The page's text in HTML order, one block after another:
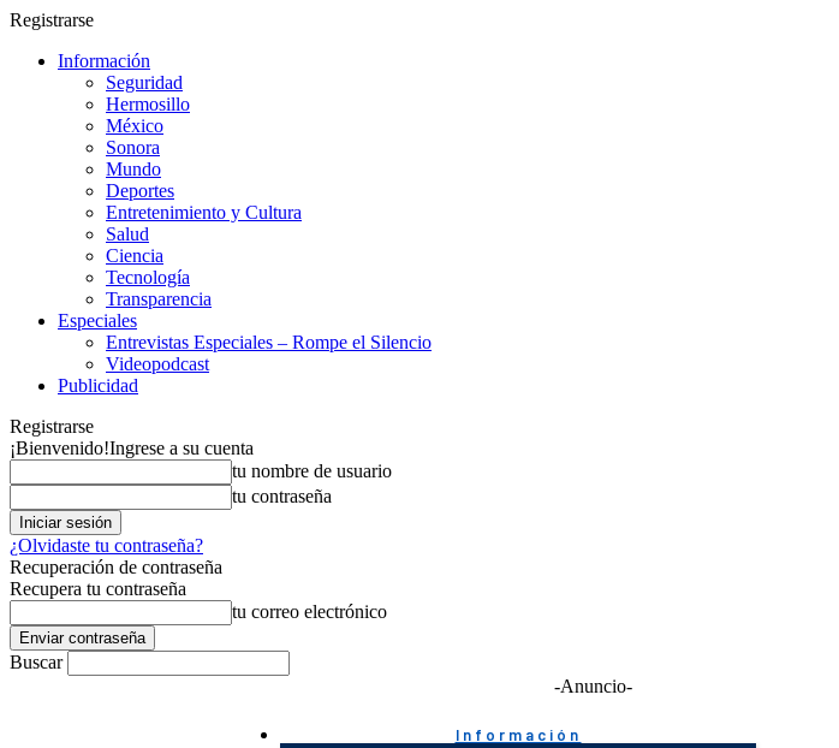
Registrarse
Información
Seguridad
Hermosillo
México
Sonora
Mundo
Deportes
Entretenimiento y Cultura
Salud
Ciencia
Tecnología
Transparencia
Especiales
Entrevistas Especiales – Rompe el Silencio
Videopodcast
Publicidad
Registrarse
¡Bienvenido!Ingrese a su cuenta
tu nombre de usuario
tu contraseña
¿Olvidaste tu contraseña?
Recuperación de contraseña
Recupera tu contraseña
tu correo electrónico
Buscar
-Anuncio-
Información